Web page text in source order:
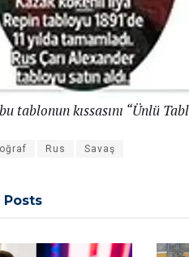
tablonun kıssasını “Ünlü
Rus Savaş
Posts